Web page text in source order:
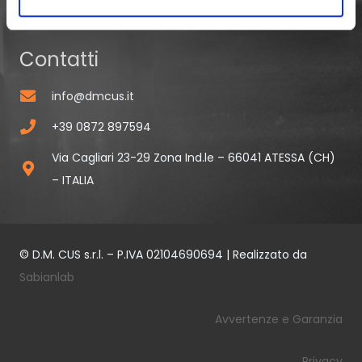
Contatti
info@dmcus.it
+39 0872 897594
Via Cagliari 23-29 Zona Ind.le – 66041 ATESSA (CH)
– ITALIA
© D.M. CUS s.r.l. – P.IVA 02104690694 | Realizzato da
Sabianlab
Avvertenze e Garanzia